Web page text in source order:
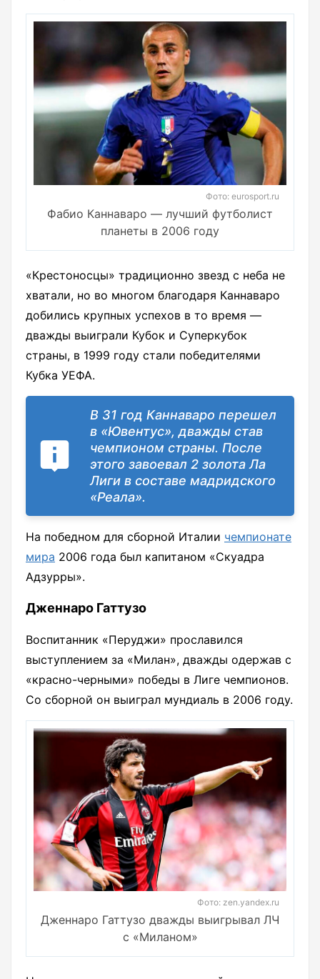
Фото: eurosport.ru
Фабио Каннаваро — лучший футболист
планеты в 2006 году
«Крестоносцы» традиционно звезд с неба не
хватали, но во многом благодаря Каннаваро
добились крупных успехов в то время —
дважды выиграли Кубок и Суперкубок
страны, в 1999 году стали победителями
Кубка УЕФА.
В 31 год Каннаваро перешел
в «Ювентус», дважды став
чемпионом страны. После
этого завоевал 2 золота Ла
Лиги в составе мадридского
«Реала».
На победном для сборной Италии чемпионате
мира 2006 года был капитаном «Скуадра
Адзурры».
Дженнаро Гаттузо
Воспитанник «Перуджи» прославился
выступлением за «Милан», дважды одержав с
«красно-черными» победы в Лиге чемпионов.
Со сборной он выиграл мундиаль в 2006 году.
Фото: zen.yandex.ru
Дженнаро Гаттузо дважды выигрывал ЛЧ
с «Миланом»